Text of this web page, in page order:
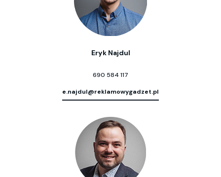
Eryk Najdul
690 584 117
e.najdul@reklamowygadzet.pl